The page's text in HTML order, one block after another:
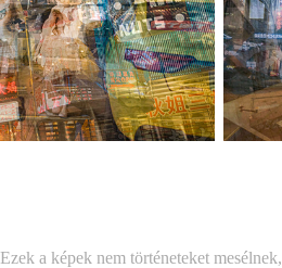
Ezek a képek nem történeteket